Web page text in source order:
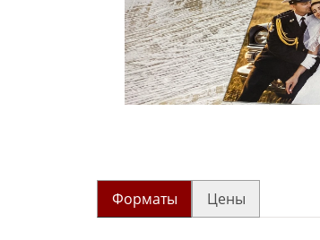
Форматы Цены